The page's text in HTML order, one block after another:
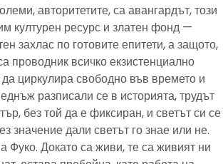
авторитетите, са авангардът, този
културен ресурс и златен фонд —
захлас по готовите епитети, а защото,
проводник всичко екзистенциално
циркулира свободно във времето и
разписали се в историята, трудът
без той да е фиксиран, и светът си се
значение дали светът го знае или не.
Фуко. Докато са живи, те са живият ни